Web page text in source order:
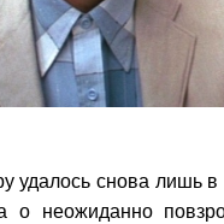
удалось снова лишь
о неожиданно